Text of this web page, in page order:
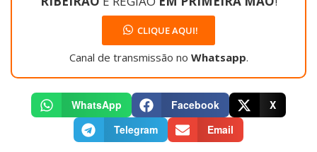
CLIQUE AQUI!
Canal de transmissão no Whatsapp.
WhatsApp Facebook
X
Telegram
Email